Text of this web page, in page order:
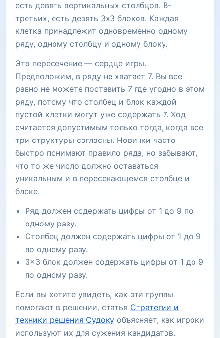
есть девять вертикальных столбцов. В-
третьих, есть девять 3x3 блоков. Каждая
клетка принадлежит одновременно одному
ряду, одному столбцу и одному блоку.
Это пересечение — сердце игры.
Предположим, в ряду не хватает 7. Вы все
равно не можете поставить 7 где угодно в этом
ряду, потому что столбец и блок каждой
пустой клетки могут уже содержать 7. Ход
считается допустимым только тогда, когда все
три структуры согласны. Новички часто
быстро понимают правило ряда, но забывают,
что то же число должно оставаться
уникальным и в пересекающемся столбце и
блоке.
Ряд должен содержать цифры от 1 до 9 по
одному разу.
Столбец должен содержать цифры от 1 до 9
по одному разу.
3x3 блок должен содержать цифры от 1 до 9
по одному разу.
Если вы хотите увидеть, как эти группы
помогают в решении, статья Стратегии и
техники решения Судоку объясняет, как игроки
используют их для сужения кандидатов.